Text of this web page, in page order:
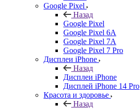
Google Pixel
Назад
Google Pixel
Google Pixel 6A
Google Pixel 7А
Google Pixel 7 Pro
Дисплеи iPhone
Назад
Дисплеи iPhone
Дисплей iPhone 14 Pro
Красота и здоровье
Назад